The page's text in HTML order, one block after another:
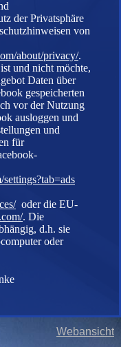
der Privatsphäre
von
about/privacy/.
und nicht möchte,
Daten über
gespeicherten
vor der Nutzung
ausloggen und
und
für
oder die EU-
. Die
d.h. sie
oder
Webansicht